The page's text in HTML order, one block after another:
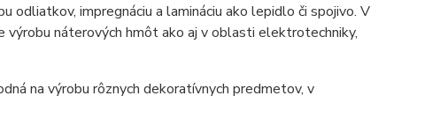
impregnáciu a lamináciu ako lepidlo či spojivo. V
náterových hmôt ako aj v oblasti elektrotechniky,
na výrobu rôznych dekoratívnych predmetov, v